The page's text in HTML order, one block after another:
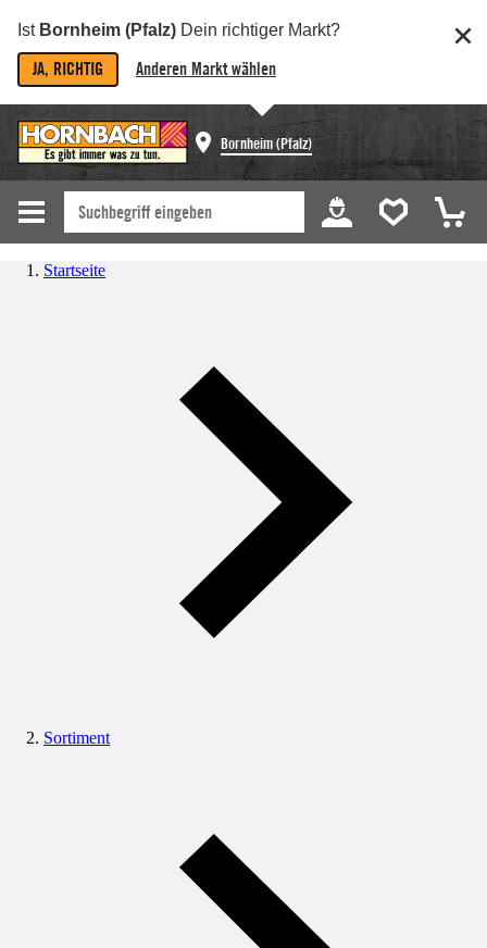
Ist Bornheim (Pfalz) Dein richtiger Markt?
JA, RICHTIG Anderen Markt wählen
Bornheim (Pfalz)
Startseite
Sortiment